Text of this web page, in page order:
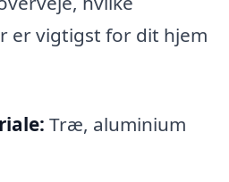
er vigtigst for dit hjem
Træ, aluminium